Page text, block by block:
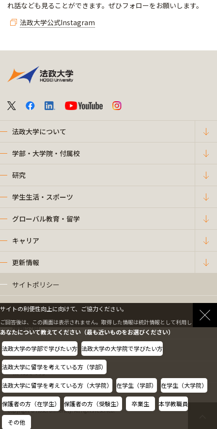
れ話なども見ることができます。ぜひフォローをお願いします。
法政大学公式Instagram
法政大学について
学部・大学院・付属校
研究
学生生活・スポーツ
グローバル教育・留学
キャリア
更新情報
サイトポリシー
プライバシーポリシー
情報公開
採用情報
教職員の方へ
Copyright © Hosei University. All rights reserved.
サイトの利便性向上に向けて、ご協力ください。
ご回答後は、この画面は表示されません。取得した情報は統計情報として利用します。
あなたについて教えてください（最も近いものをお選びください）
法政大学の学部で学びたい方 法政大学の大学院で学びたい方
法政大学に留学を考えている方（学部）
法政大学に留学を考えている方（大学院） 在学生（学部） 在学生（大学院）
保護者の方（在学生） 保護者の方（受験生） 卒業生 本学教職員
その他